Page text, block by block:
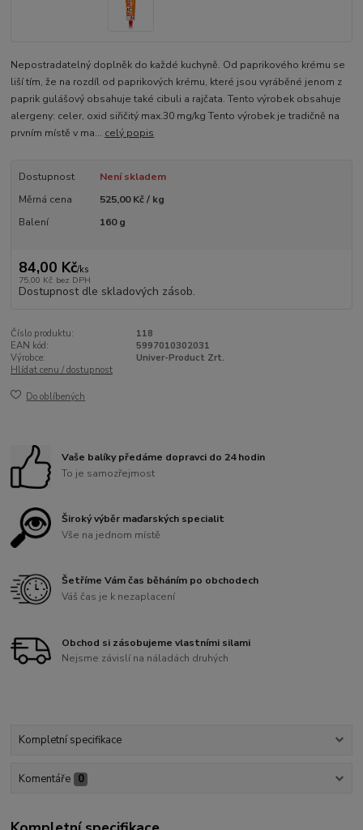
Nepostradatelný doplněk do každé kuchyně. Od paprikového krému se
liší tím, že na rozdíl od paprikových krému, které jsou vyráběné jenom z
paprik gulášový obsahuje také cibuli a rajčata. Tento výrobek obsahuje
alergeny: celer, oxid siřičitý max.30 mg/kg Tento výrobek je tradičně na
prvním místě v ma... celý popis
Dostupnost
Není skladem
Měrná cena
525,00 Kč / kg
Balení
160 g
84,00 Kč/ks
75,00 Kč bez DPH
Dostupnost dle skladových zásob.
Číslo produktu:
118
EAN kód:
5997010302031
Výrobce:
Univer-Product Zrt.
Hlídat cenu / dostupnost
Do oblíbených
Vaše balíky předáme dopravci do 24 hodin
To je samozřejmost
Široký výběr maďarských specialit
Vše na jednom místě
Šetříme Vám čas běháním po obchodech
Váš čas je k nezaplacení
Obchod si zásobujeme vlastními silami
Nejsme závislí na náladách druhých
Kompletní specifikace
Komentáře 0